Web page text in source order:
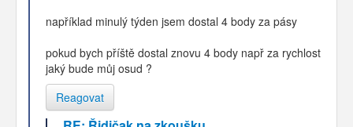
například minulý týden jsem dostal 4 body za pásy
pokud bych příště dostal znovu 4 body např za rychlost
jaký bude můj osud ?
Reagovat